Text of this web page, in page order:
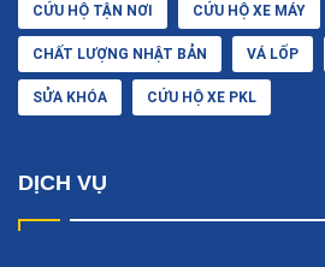
CỨU HỘ TẬN NƠI CỨU HỘ XE MÁY
CHẤT LƯỢNG NHẬT BẢN VÁ LỐP
SỬA KHÓA CỨU HỘ XE PKL
DỊCH VỤ